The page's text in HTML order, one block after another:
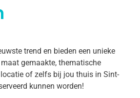
trend en bieden een unieke
gemaakte, thematische
of zelfs bij jou thuis in Sint-
kunnen worden!